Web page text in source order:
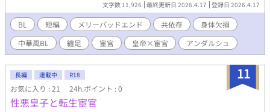
ていた――今日までは。 次代を担う妃たちの入内が決まった夜、
月冥は庇護を求める犠牲者の仮面を剥ぎ落とす。 本当に鳥籠に囚
われていたのは、どちらだったのか。 互いの瑕を抉りながら、決
して解けない狂気の鎖で縛り合う。 ※R18／執着攻め×執着受け
／ヤンデレ／共依存／身体欠損・痛覚描写あり／中華風ファンタ
ジー／ メリバ要素あり ※本作には纏足・宦官の描写が含まれま
す。詳細は本文前書きをご確認ください。
文字数 11,926 最終更新日 2026.4.17 登録日 2026.4.17
BL 短編 メリーバッドエンド 共依存
身体欠損
中華風BL
纏足 宦官 皇帝×宦官 アンダルシュ
11
長編 連載中 R18
お気に入り : 21 24h.ポイント : 0
性悪皇子と転生宦官